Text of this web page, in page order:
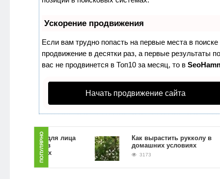
КРАСОТА И
ЗДОРОВЬЕ
НОВОСТИ
Ускорение продвижения
Если вам трудно попасть на первые места в
продвижение в десятки раз, а первые результаты
вас не продвинется в Топ10 за месяц, то в
Начать продвижение сайта
ПОПУЛЯРНО
скраб для лица
Как вырастить рукколу в
домашних условиях
3173